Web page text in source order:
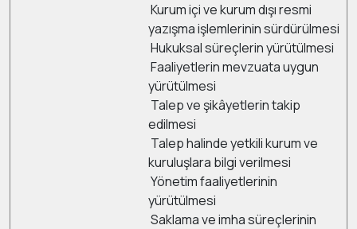
Kurum içi ve kurum dışı resmi
yazışma işlemlerinin sürdürülmesi
Hukuksal süreçlerin yürütülmesi
Faaliyetlerin mevzuata uygun
yürütülmesi
Talep ve şikâyetlerin takip
edilmesi
Talep halinde yetkili kurum ve
kuruluşlara bilgi verilmesi
Yönetim faaliyetlerinin
yürütülmesi
Saklama ve imha süreçlerinin